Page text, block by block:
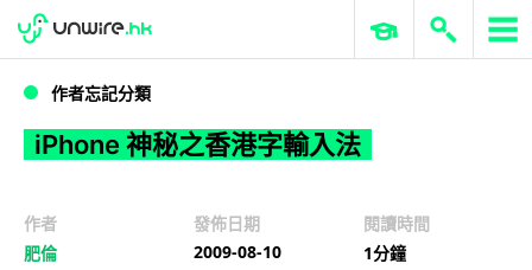
iPhone 神秘之香港字輸入法
WWDC 2026 ERP 與商業 AI
作者忘記分類
iPhone 神秘之香港字輸入法
作者
肥倫
發佈日期
2009-08-10
閱讀時間
1分鐘